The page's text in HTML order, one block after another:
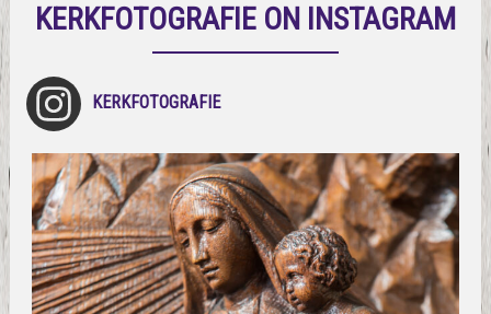
KERKFOTOGRAFIE ON INSTAGRAM
KERKFOTOGRAFIE